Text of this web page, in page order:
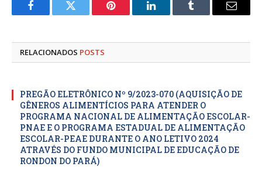
FacebookTwitter Pinterest LinkedInTumblr
E-
RELACIONADOS POSTS
PREGÃO ELETRÔNICO Nº 9/2023-070 (AQUISIÇÃO DE
GÊNEROS ALIMENTÍCIOS PARA ATENDER O
PROGRAMA NACIONAL DE ALIMENTAÇÃO ESCOLAR-
PNAE E O PROGRAMA ESTADUAL DE ALIMENTAÇÃO
ESCOLAR-PEAE DURANTE O ANO LETIVO 2024
ATRAVÉS DO FUNDO MUNICIPAL DE EDUCAÇÃO DE
RONDON DO PARÁ)